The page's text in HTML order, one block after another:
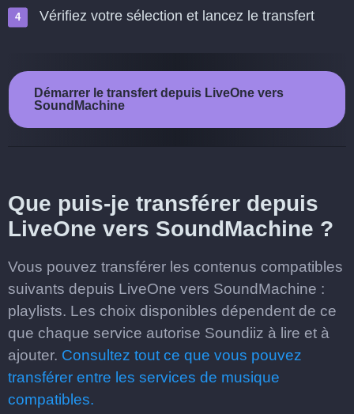
Vérifiez votre sélection et lancez le transfert
Démarrer le transfert depuis LiveOne vers
SoundMachine
Que puis-je transférer depuis
LiveOne vers SoundMachine ?
Vous pouvez transférer les contenus compatibles
suivants depuis LiveOne vers SoundMachine :
playlists. Les choix disponibles dépendent de ce
que chaque service autorise Soundiiz à lire et à
ajouter. Consultez tout ce que vous pouvez
transférer entre les services de musique
compatibles.